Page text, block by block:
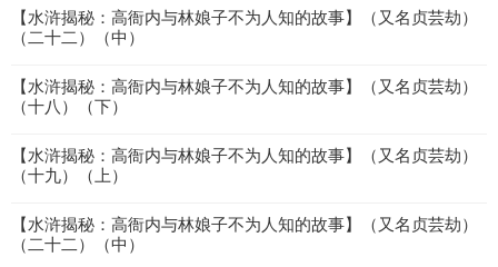
【水浒揭秘：高衙内与林娘子不为人知的故事】（又名贞芸劫）
（二十二）（中）
【水浒揭秘：高衙内与林娘子不为人知的故事】（又名贞芸劫）
（十八）（下）
【水浒揭秘：高衙内与林娘子不为人知的故事】（又名贞芸劫）
（十九）（上）
【水浒揭秘：高衙内与林娘子不为人知的故事】（又名贞芸劫）
（二十二）（中）